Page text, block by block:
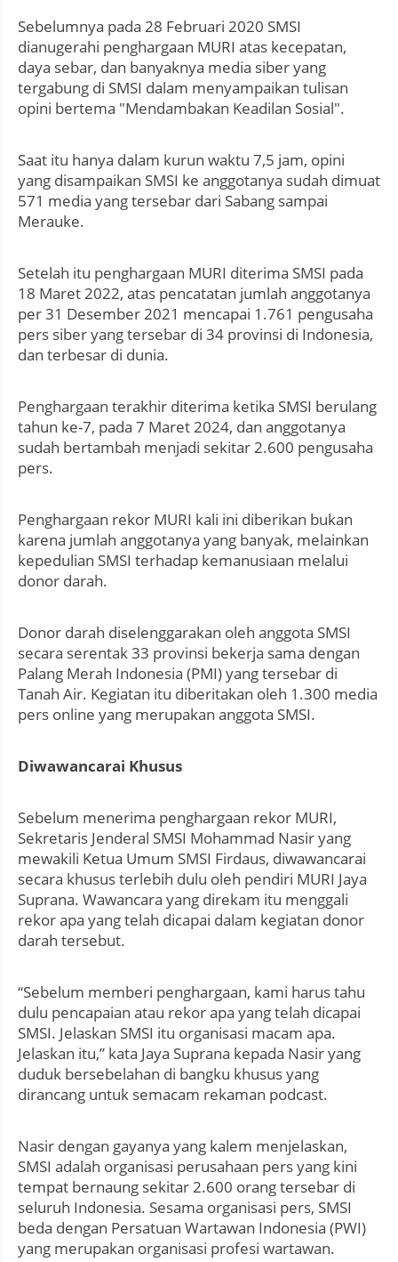
Sebelumnya pada 28 Februari 2020 SMSI
dianugerahi penghargaan MURI atas kecepatan,
daya sebar, dan banyaknya media siber yang
tergabung di SMSI dalam menyampaikan tulisan
opini bertema "Mendambakan Keadilan Sosial".
Saat itu hanya dalam kurun waktu 7,5 jam, opini
yang disampaikan SMSI ke anggotanya sudah dimuat
571 media yang tersebar dari Sabang sampai
Merauke.
Setelah itu penghargaan MURI diterima SMSI pada
18 Maret 2022, atas pencatatan jumlah anggotanya
per 31 Desember 2021 mencapai 1.761 pengusaha
pers siber yang tersebar di 34 provinsi di Indonesia,
dan terbesar di dunia.
Penghargaan terakhir diterima ketika SMSI berulang
tahun ke-7, pada 7 Maret 2024, dan anggotanya
sudah bertambah menjadi sekitar 2.600 pengusaha
pers.
Penghargaan rekor MURI kali ini diberikan bukan
karena jumlah anggotanya yang banyak, melainkan
kepedulian SMSI terhadap kemanusiaan melalui
donor darah.
Donor darah diselenggarakan oleh anggota SMSI
secara serentak 33 provinsi bekerja sama dengan
Palang Merah Indonesia (PMI) yang tersebar di
Tanah Air. Kegiatan itu diberitakan oleh 1.300 media
pers online yang merupakan anggota SMSI.
Diwawancarai Khusus
Sebelum menerima penghargaan rekor MURI,
Sekretaris Jenderal SMSI Mohammad Nasir yang
mewakili Ketua Umum SMSI Firdaus, diwawancarai
secara khusus terlebih dulu oleh pendiri MURI Jaya
Suprana. Wawancara yang direkam itu menggali
rekor apa yang telah dicapai dalam kegiatan donor
darah tersebut.
“Sebelum memberi penghargaan, kami harus tahu
dulu pencapaian atau rekor apa yang telah dicapai
SMSI. Jelaskan SMSI itu organisasi macam apa.
Jelaskan itu,” kata Jaya Suprana kepada Nasir yang
duduk bersebelahan di bangku khusus yang
dirancang untuk semacam rekaman podcast.
Nasir dengan gayanya yang kalem menjelaskan,
SMSI adalah organisasi perusahaan pers yang kini
tempat bernaung sekitar 2.600 orang tersebar di
seluruh Indonesia. Sesama organisasi pers, SMSI
beda dengan Persatuan Wartawan Indonesia (PWI)
yang merupakan organisasi profesi wartawan.